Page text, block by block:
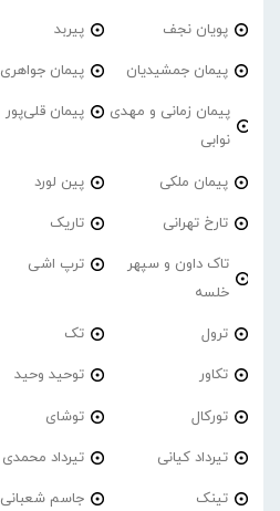
پویان نجف پیربد
پیمان جمشیدیان پیمان جواهری
پیمان زمانی و مهدی
نوابی
پیمان قلی‌پور
پیمان ملکی پین لورد
تارخ تهرانی تاریک
تاک داون و سپهر
خلسه
ترپ اشی
ترول تک
تکاور توحید وحید
تورکال توشای
تیرداد کیانی تیرداد محمدی
تینک جاسم شعبانی